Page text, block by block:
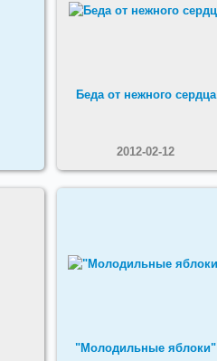
Беда от нежного сердца
2012-02-12
"Молодильные яблоки"